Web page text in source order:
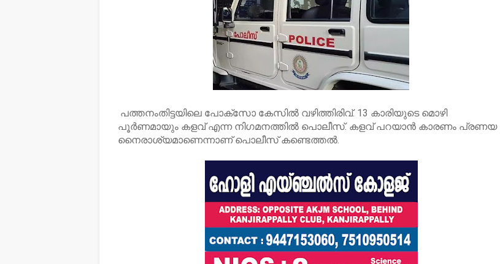
പത്തനംതിട്ടയിലെ പോക്സോ കേസിൽ വഴിത്തിരിവ്. 13 കാരിയുടെ മൊഴി
പൂർണമായും കളവ് എന്ന നിഗമനത്തിൽ പൊലീസ്. കളവ് പറയാൻ കാരണം പ്രണയ
നൈരാശ്യമാണെന്നാണ് പൊലീസ് കണ്ടെത്തൽ.